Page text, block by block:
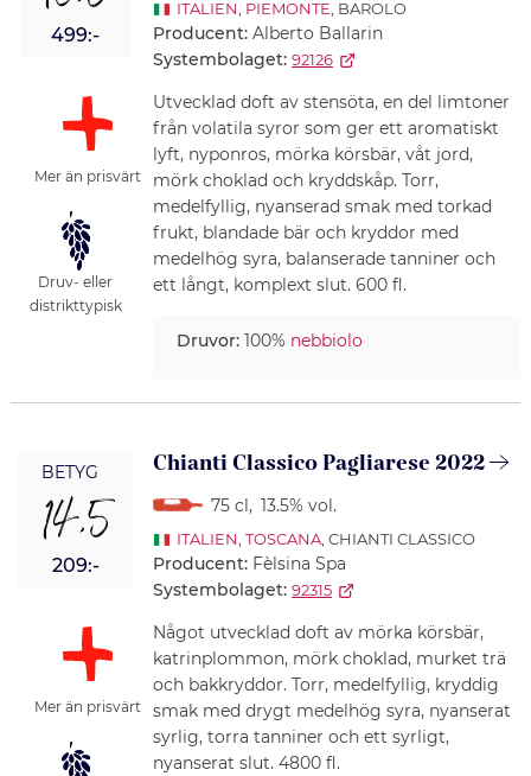
499:-
Mer än prisvärt
Druv- eller
distrikttypisk
ITALIEN, PIEMONTE, BAROLO
Producent: Alberto Ballarin
Systembolaget: 92126
Utvecklad doft av stensöta, en del limtoner
från volatila syror som ger ett aromatiskt
lyft, nyponros, mörka körsbär, våt jord,
mörk choklad och kryddskåp. Torr,
medelfyllig, nyanserad smak med torkad
frukt, blandade bär och kryddor med
medelhög syra, balanserade tanniner och
ett långt, komplext slut. 600 fl.
Druvor:100% nebbiolo
BETYG
14,5
209:-
Mer än prisvärt
Chianti Classico Pagliarese 2022
75 cl , 13.5% vol.
ITALIEN, TOSCANA, CHIANTI CLASSICO
Producent: Fèlsina Spa
Systembolaget: 92315
Något utvecklad doft av mörka körsbär,
katrinplommon, mörk choklad, murket trä
och bakkryddor. Torr, medelfyllig, kryddig
smak med drygt medelhög syra, nyanserat
syrlig, torra tanniner och ett syrligt,
nyanserat slut. 4800 fl.